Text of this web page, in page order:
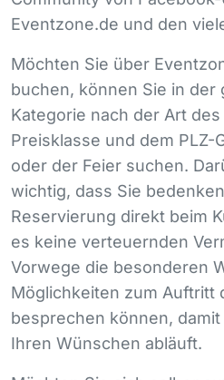
Eventzone.de und den
Möchten Sie über
buchen, können Sie in der
Kategorie nach der Art
Preisklasse und dem PLZ-
oder der Feier suchen.
wichtig, dass Sie
Reservierung direkt beim
es keine verteuernden
Vorwege die besonderen
Möglichkeiten zum Auftritt
besprechen können,
Ihren Wünschen abläuft.